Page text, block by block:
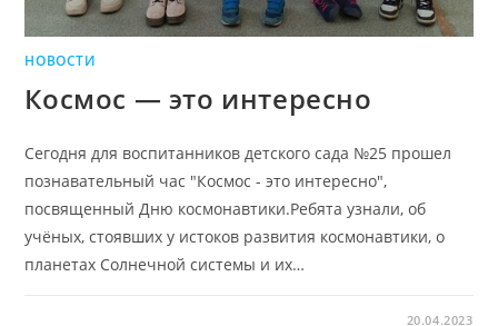
НОВОСТИ
Космос — это интересно
Сегодня для воспитанников детского сада №25 прошел
познавательный час "Космос - это интересно",
посвященный Дню космонавтики.Ребята узнали, об
учёных, стоявших у истоков развития космонавтики, о
планетах Солнечной системы и их…
20.04.2023